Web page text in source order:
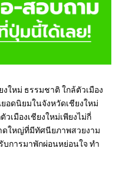
งใหม่ ธรรมชาติ ใกล้ตัวเมือง
อดนิยมในจังหวัดเชียงใหม่
เมืองเชียงใหม่เพียงไม่กี่
ดใหญ่ที่มีทัศนียภาพสวยงาม
การมาพักผ่อนหย่อนใจ ทำ